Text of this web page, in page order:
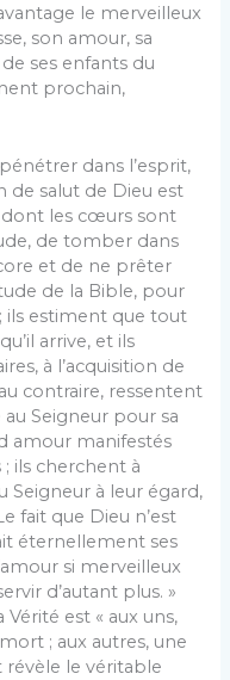
le merveilleux
son amour, sa
ses enfants du
prochain,
dans l’esprit,
de salut de Dieu est
dont les cœurs sont
de tomber dans
et de ne prêter
de la Bible, pour
ils estiment que tout
arrive, et ils
à l’acquisition de
contraire, ressentent
Seigneur pour sa
amour manifestés
ils cherchent à
Seigneur à leur égard,
fait que Dieu n’est
éternellement ses
si merveilleux
d’autant plus. »
est « aux uns,
; aux autres, une
révèle le véritable